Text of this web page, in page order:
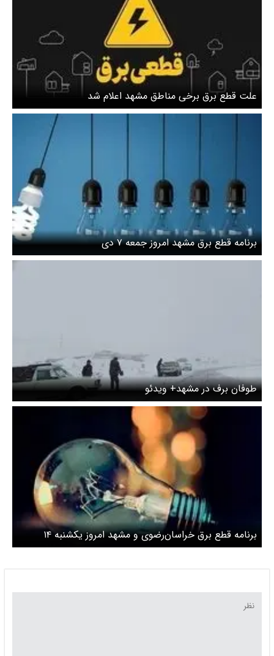
علت قطع برق برخی مناطق مشهد اعلام شد
برنامه قطع برق مشهد امروز جمعه ۷ دی
طوفان برف در مشهد+ ویدئو
برنامه قطع برق خراسان‌رضوی و مشهد امروز یکشنبه ۱۴
اردیبهشت